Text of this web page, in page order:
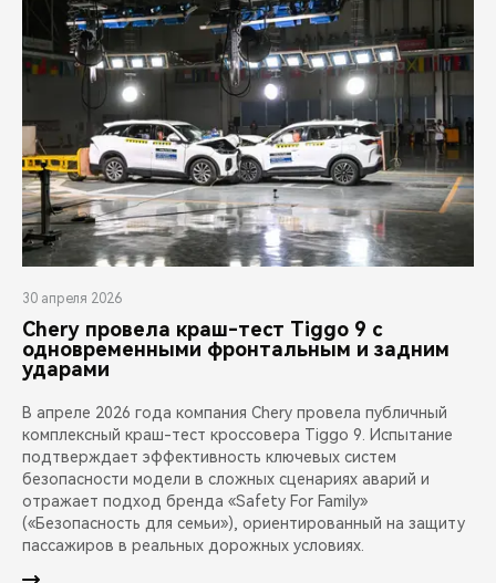
30 апреля 2026
Chery провела краш-тест Tiggo 9 с
одновременными фронтальным и задним
ударами
В апреле 2026 года компания Chery провела публичный
комплексный краш-тест кроссовера Tiggo 9. Испытание
подтверждает эффективность ключевых систем
безопасности модели в сложных сценариях аварий и
отражает подход бренда «Safety For Family»
(«Безопасность для семьи»), ориентированный на защиту
пассажиров в реальных дорожных условиях.